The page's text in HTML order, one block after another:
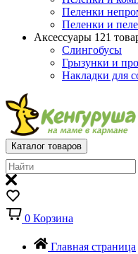
Пеленки
Пеленки и
Аксессуары 121
Слингобусы
Грызунки и
Накладки для
Каталог товаров
0 Корзина
Главная страница